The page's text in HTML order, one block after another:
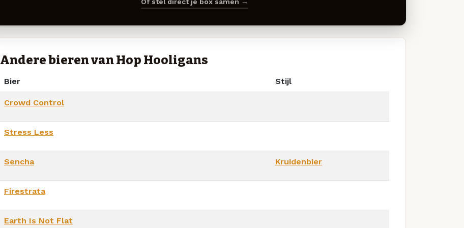
Of stel direct je box samen →
Andere bieren van Hop Hooligans
Bier Stijl
Crowd Control
Stress Less
Sencha Kruidenbier
Firestrata
Earth Is Not Flat